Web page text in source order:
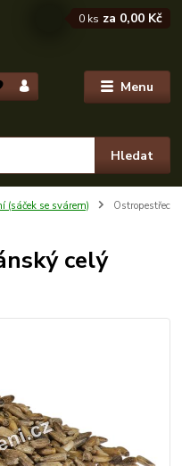
Menu
Hledat
0 ks za 0,00 Kč
(sáček se svárem)
Ostropestřec
celý